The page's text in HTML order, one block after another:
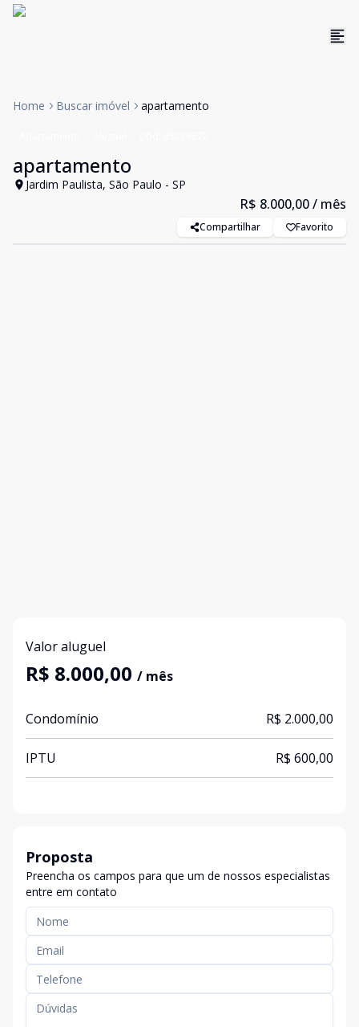
Home Buscar imóvel apartamento
apartamento
Jardim Paulista, São Paulo - SP
R$ 8.000,00/ mês
Compartilhar Favorito
Valor aluguel
R$ 8.000,00 / mês
Condomínio R$ 2.000,00
IPTU R$ 600,00
Proposta
Preencha os campos para que um de nossos especialistas
entre em contato